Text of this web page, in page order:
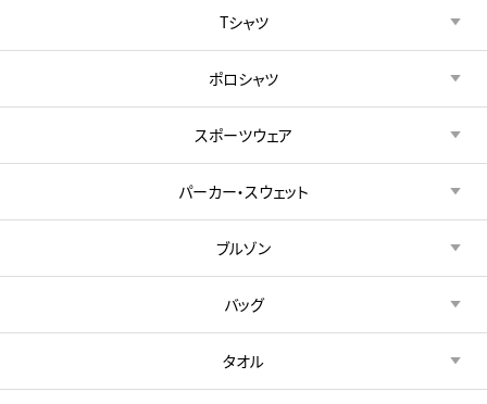
Tシャツ
ポロシャツ
スポーツウェア
パーカー・スウェット
ブルゾン
バッグ
タオル